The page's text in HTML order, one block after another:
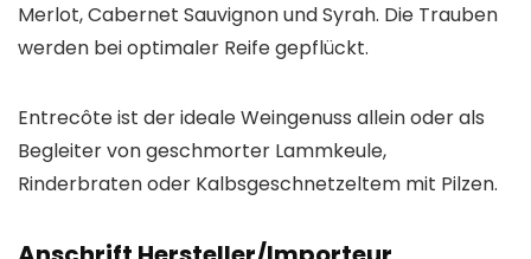
Merlot, Cabernet Sauvignon und Syrah. Die Trauben
werden bei optimaler Reife gepflückt.
Entrecôte ist der ideale Weingenuss allein oder als
Begleiter von geschmorter Lammkeule,
Rinderbraten oder Kalbsgeschnetzeltem mit Pilzen.